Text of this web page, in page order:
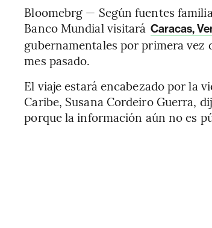
Bloomebrg — Según fuentes
Banco Mundial visitará Caracas,
gubernamentales por primera vez
mes pasado.
El viaje estará encabezado por la
Caribe, Susana Cordeiro Guerra,
porque la información aún no es